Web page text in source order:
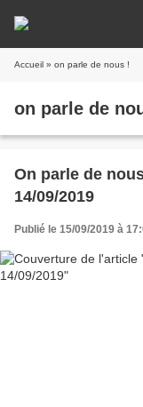
Accueil » on parle de nous !
on parle de
On parle de
14/09/2019
Publié le 15/09/2019 à